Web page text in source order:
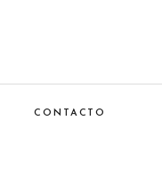
CONTACTO